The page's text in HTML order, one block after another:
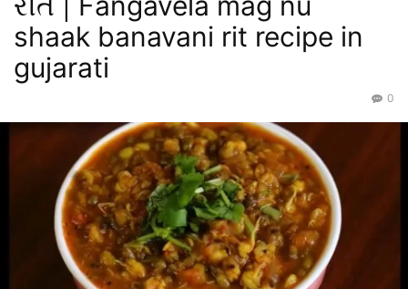
shaak banavani rit recipe in
gujarati
0